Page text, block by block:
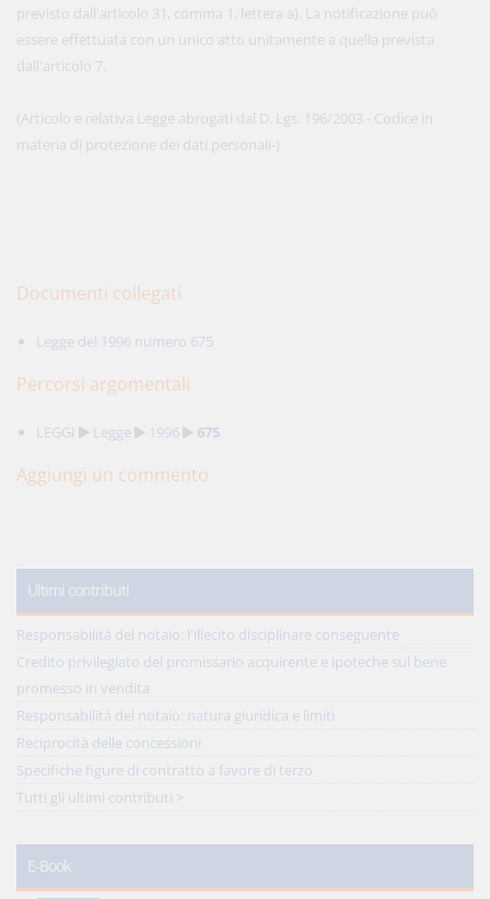
previsto dall'articolo 31, comma 1, lettera a). La notificazione può
essere effettuata con un unico atto unitamente a quella prevista
dall'articolo 7.
(Articolo e relativa Legge abrogati dal D. Lgs. 196/2003 - Codice in
materia di protezione dei dati personali-)
Documenti collegati
Legge del 1996 numero 675
Percorsi argomentali
LEGGI Legge 1996 675
Aggiungi un commento
Ultimi contributi
Responsabilità del notaio: l'illecito disciplinare conseguente
Credito privilegiato del promissario acquirente e ipoteche sul bene
promesso in vendita
Responsabilità del notaio: natura giuridica e limiti
Reciprocità delle concessioni
Specifiche figure di contratto a favore di terzo
Tutti gli ultimi contributi >
E-Book